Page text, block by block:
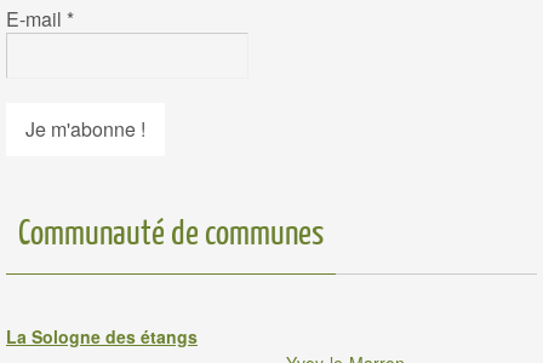
E-mail *
Communauté de communes
La Sologne des étangs